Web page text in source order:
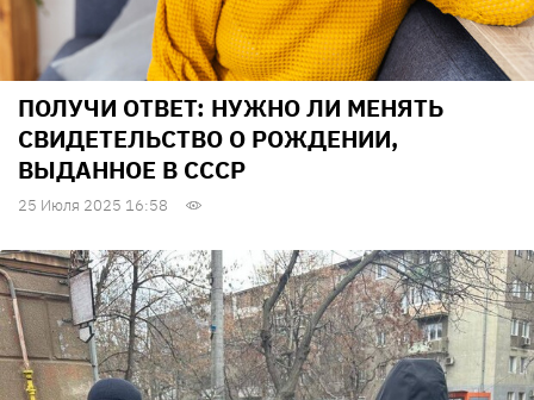
ПОЛУЧИ ОТВЕТ: НУЖНО ЛИ МЕНЯТЬ
СВИДЕТЕЛЬСТВО О РОЖДЕНИИ,
ВЫДАННОЕ В СССР
25 Июля 2025 16:58